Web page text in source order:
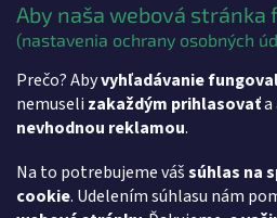
Aby naša webová
(nastavenia ochrany osobných
Prečo? Abyvyhľadávanie
nemuseli zakaždým prihlasovaťa
nevhodnou reklamou.
Na to potrebujeme vášsúhlas na
cookie. Udelením súhlasu nám
Zariadenie: N86 / N82
Dodatočné parametre
Kategória
Príslušenstvo